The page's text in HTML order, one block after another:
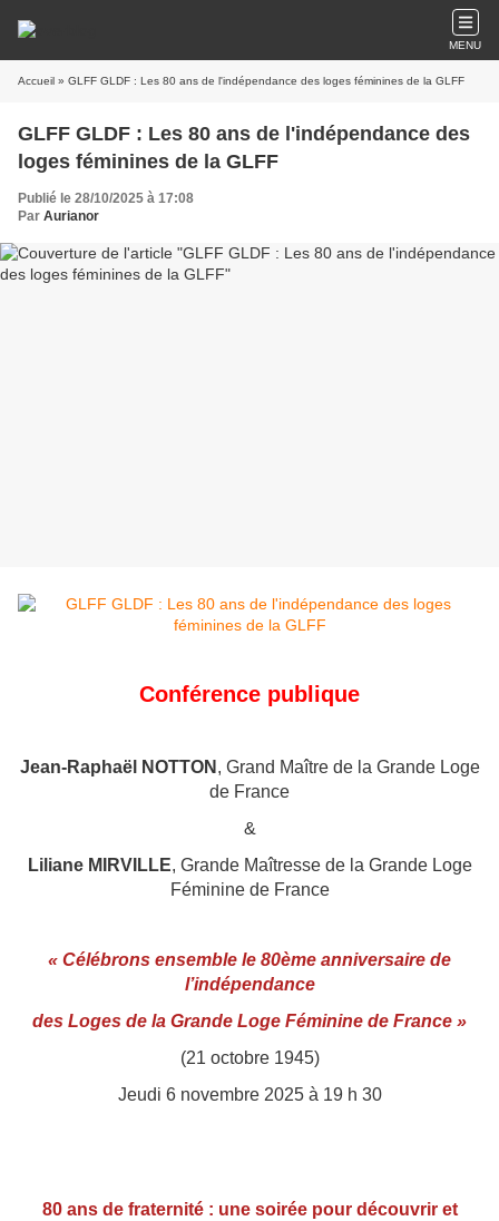
MENU
Accueil » GLFF GLDF : Les 80 ans de l'indépendance des loges féminines de la GLFF
GLFF GLDF : Les 80 ans de l'indépendance des
loges féminines de la GLFF
Publié le 28/10/2025 à 17:08
Par Aurianor
Conférence publique
Jean-Raphaël NOTTON , Grand Maître de la Grande Loge
de France
&
Liliane MIRVILLE, Grande Maîtresse de la Grande Loge
Féminine de France
« Célébrons ensemble le 80ème anniversaire de
l’indépendance
des Loges de la Grande Loge Féminine de France »
(21 octobre 1945)
Jeudi 6 novembre 2025 à 19 h 30
80 ans de fraternité : une soirée pour découvrir et